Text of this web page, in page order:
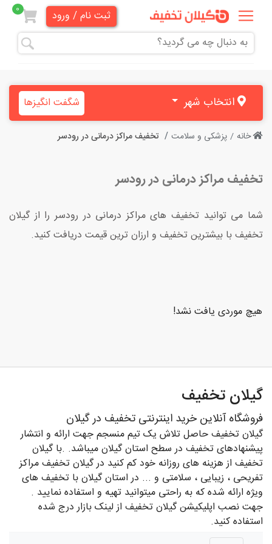
ثبت نام / ورود 0
همه
تخفیف
دندانپزشکی
هنری و
و
آرایشی
تفریحی
رستوران
و کافی
شاپ
انتخاب شهر شگفت انگیزها
خانه پزشکی و سلامت تخفیف مراکز درمانی در رودسر
تخفیف مراکز درمانی در رودسر
شما می توانید تخفیف های مراکز درمانی در رودسر را از گیلان
تخفیف با بیشترین تخفیف و ارزان ترین قیمت دریافت کنید.
هیچ موردی یافت نشد!
گیلان تخفیف
فروشگاه آنلاین خرید اینترنتی تخفیف در گیلان
گیلان تخفیف حاصل تلاش یک تیم منسجم جهت ارائه و انتشار
پیشنهادهای تخفیف در سطح استان گیلان میباشد. .با گیلان
تخفیف از هزینه های روزانه خود کم کنید در گیلان تخفیف مراکز
تفریحی ، زیبایی ، سلامتی و ... در استان گیلان با تخفیف های
ویژه ارائه شده که به راحتی میتوانید تهیه و استفاده نمایید .
جهت نصب اپلیکیشن گیلان تخفیف از لینک بازار درج شده
استفاده کنید.